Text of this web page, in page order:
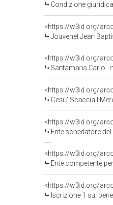
Condizione
<https://w3id.org/
Jouvenet Jean
<https://w3id.org/
Santamaria Carlo -
<https://w3id.org/
Gesu' Scaccia I
<https://w3id.org/
Ente schedatore del
<https://w3id.org/
Ente competente
<https://w3id.org/
Iscrizione 1 sul